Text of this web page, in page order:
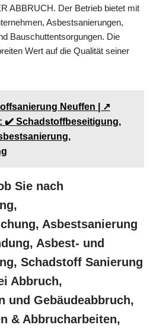
ABBRUCH. Der Betrieb bietet mit
Asbestsanierungen,
Bauschuttentsorgungen. Die
Wert auf die Qualität seiner
Neuffen | ↗️
✔️ Schadstoffbeseitigung,
Sie nach
Asbestsanierung
Asbest- und
Schadstoff Sanierung
Abbruch,
und Gebäudeabbruch,
& Abbrucharbeiten,